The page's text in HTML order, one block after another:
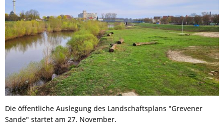
Die öffentliche Auslegung des Landschaftsplans "Grevener
Sande" startet am 27. November.